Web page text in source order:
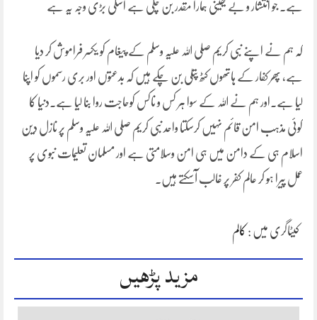
ہے۔ جو انتشار و بے یقینی ہمارا مقدر بن چکی ہے اسکی بڑی وجہ یہ ہے
کہ ہم نے اپنے نبی کریم صلی اللہ علیہ وسلم کے پیغام کو یکسر فراموش کر دیا
ہے، پھر کفار کے ہاتھوں کٹھ پتلی بن چکے ہیں کہ بدعتوں اور بری رسموں کو اپنا
لیا ہے۔اور ہم نے اللہ کے سوا ہر کس و ناکس کوحاجت روا بنا لیا ہے۔دنیا کا
کوئی مذہب امن قائم نہیں کرسکتا واحد نبی کریم صلی اللہ علیہ وسلم پر نازل دین
اسلام ہی کے دامن میں ہی امن وسلامتی ہے اور مسلمان تعلیمات نبوی پر
عمل پیرا ہو کر عالم کفر پر غالب آسکتے ہیں۔
کیٹاگری میں : کالم
مزید پڑھیں